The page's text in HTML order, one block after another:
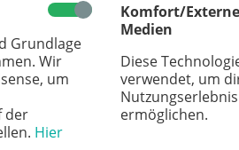
Grundlage
Wir
um
der
Hier
Komfort/Externe
Medien
Diese
verwendet, um
ermöglichen.